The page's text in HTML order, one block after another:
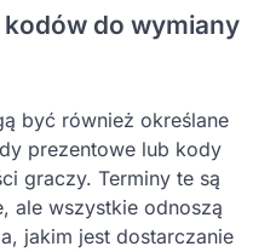
kodów do wymiany
być również określane
prezentowe lub kody
graczy. Terminy te są
ale wszystkie odnoszą
jakim jest dostarczanie